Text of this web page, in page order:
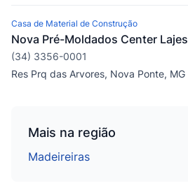
Casa de Material de Construção
Nova Pré-Moldados Center Lajes
(34) 3356-0001
Res Prq das Arvores, Nova Ponte, MG
Mais na região
Madeireiras